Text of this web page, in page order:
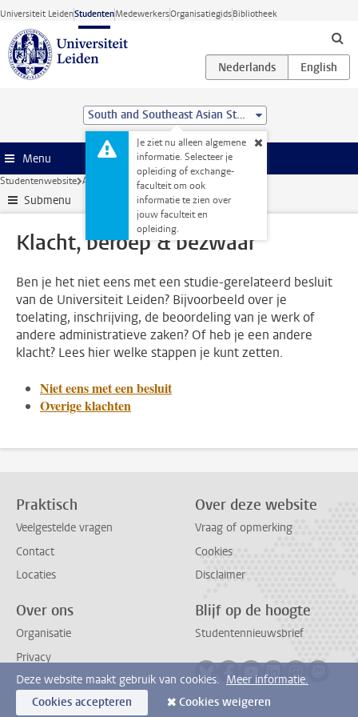
Ga direct naar de inhoud
Universiteit LeidenStudentenMedewerkersOrganisatiegidsBibliotheek
South and Southeast Asian Studies (BA)
Je ziet nu alleen algemene
informatie. Selecteer je
opleiding of exchange-
faculteit om ook
informatie te zien over
jouw faculteit en
opleiding.
Menu
Studentenwebsite Administratie Klacht, beroep & bezwaar
Submenu
Klacht, beroep & bezwaar
Ben je het niet eens met een studie-gerelateerd besluit
van de Universiteit Leiden? Bijvoorbeeld over je
toelating, inschrijving, de beoordeling van je werk of
andere administratieve zaken? Of heb je een andere
klacht? Lees hier welke stappen je kunt zetten.
Niet eens met een besluit
Overige klachten
Praktisch
Veelgestelde vragen
Contact
Locaties
Over deze website
Vraag of opmerking
Cookies
Disclaimer
Over ons
Organisatie
Privacy
Blijf op de hoogte
Studentennieuwsbrief
Deze website maakt gebruik van cookies. Meer informatie.
Cookies accepteren
Cookies weigeren